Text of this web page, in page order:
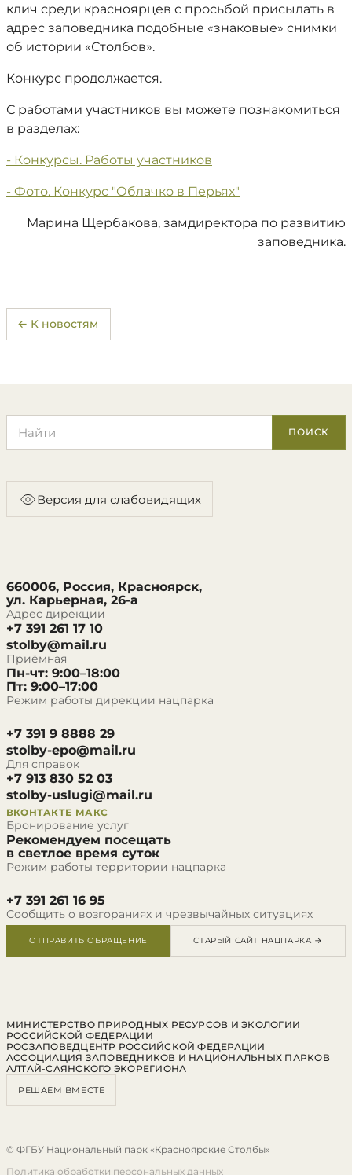
клич среди красноярцев с просьбой присылать в
адрес заповедника подобные «знаковые» снимки
об истории «Столбов».
Конкурс продолжается.
С работами участников вы можете познакомиться
в разделах:
- Конкурсы. Работы участников
- Фото. Конкурс "Облачко в Перьях"
Марина Щербакова, замдиректора по развитию
заповедника.
← К новостям
ПОИСК
Версия для слабовидящих
660006, Россия, Красноярск,
ул. Карьерная, 26-а
Адрес дирекции
+7 391 261 17 10
stolby@mail.ru
Приёмная
Пн-чт: 9:00–18:00
Пт: 9:00–17:00
Режим работы дирекции нацпарка
+7 391 9 8888 29
stolby-epo@mail.ru
Для справок
+7 913 830 52 03
stolby-uslugi@mail.ru
ВКОНТАКТЕ МАКС
Бронирование услуг
Рекомендуем посещать
в светлое время суток
Режим работы территории нацпарка
+7 391 261 16 95
Сообщить о возгораниях и чрезвычайных ситуациях
ОТПРАВИТЬ ОБРАЩЕНИЕ СТАРЫЙ САЙТ НАЦПАРКА →
МИНИСТЕРСТВО ПРИРОДНЫХ РЕСУРСОВ И ЭКОЛОГИИ
РОССИЙСКОЙ ФЕДЕРАЦИИ
РОСЗАПОВЕДЦЕНТР РОССИЙСКОЙ ФЕДЕРАЦИИ
АССОЦИАЦИЯ ЗАПОВЕДНИКОВ И НАЦИОНАЛЬНЫХ ПАРКОВ
АЛТАЙ-САЯНСКОГО ЭКОРЕГИОНА
РЕШАЕМ ВМЕСТЕ
© ФГБУ Национальный парк «Красноярские Столбы»
Политика обработки персональных данных